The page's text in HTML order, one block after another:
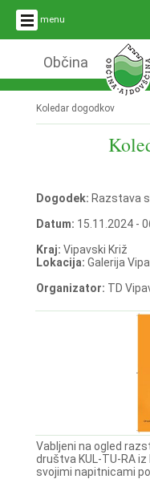
menu
Občina
Koledar dogodkov
Dogodek: Razstava
Datum: 15.11.2024 -
Kraj: Vipavski Križ
Lokacija: Galerija
Organizator: TD
Vabljeni na ogled
društva KUL-TU-RA
svojimi napitnicami